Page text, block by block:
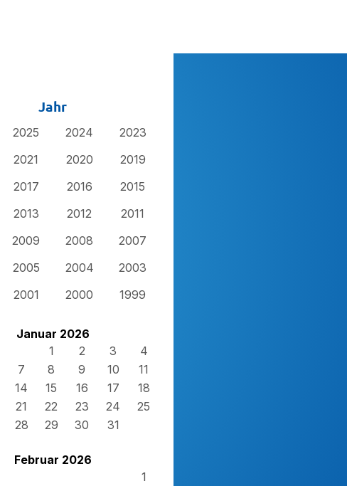
Jahr
2025 2024
2023
2021 2020
2019
2017 2016
2015
2013 2012
2011
2009 2008
2007
2005 2004
2003
2001 2000 1999
Januar 2026
1
2 3
4
7 8 9 10
11
14 15 16 17
18
21 22 23 24
25
28 29 30 31
Februar 2026
1